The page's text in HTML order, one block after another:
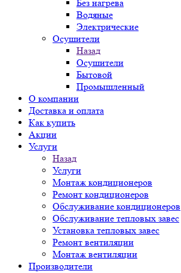
Без нагрева
Водяные
Электрические
Осушители
Назад
Осушители
Бытовой
Промышленный
О компании
Доставка и оплата
Как купить
Акции
Услуги
Назад
Услуги
Монтаж кондиционеров
Ремонт кондиционеров
Обслуживание кондиционеров
Обслуживание тепловых завес
Установка тепловых завес
Ремонт вентиляции
Монтаж вентиляции
Производители